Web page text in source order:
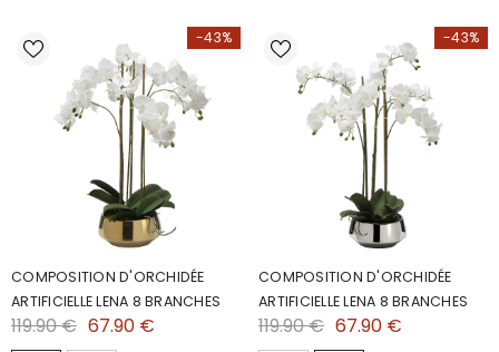
-43%
COMPOSITION D'ORCHIDÉE
ARTIFICIELLE LENA 8 BRANCHES
119.90 € 67.90 €
-43%
COMPOSITION D'ORCHIDÉE
ARTIFICIELLE LENA 8 BRANCHES
119.90 € 67.90 €